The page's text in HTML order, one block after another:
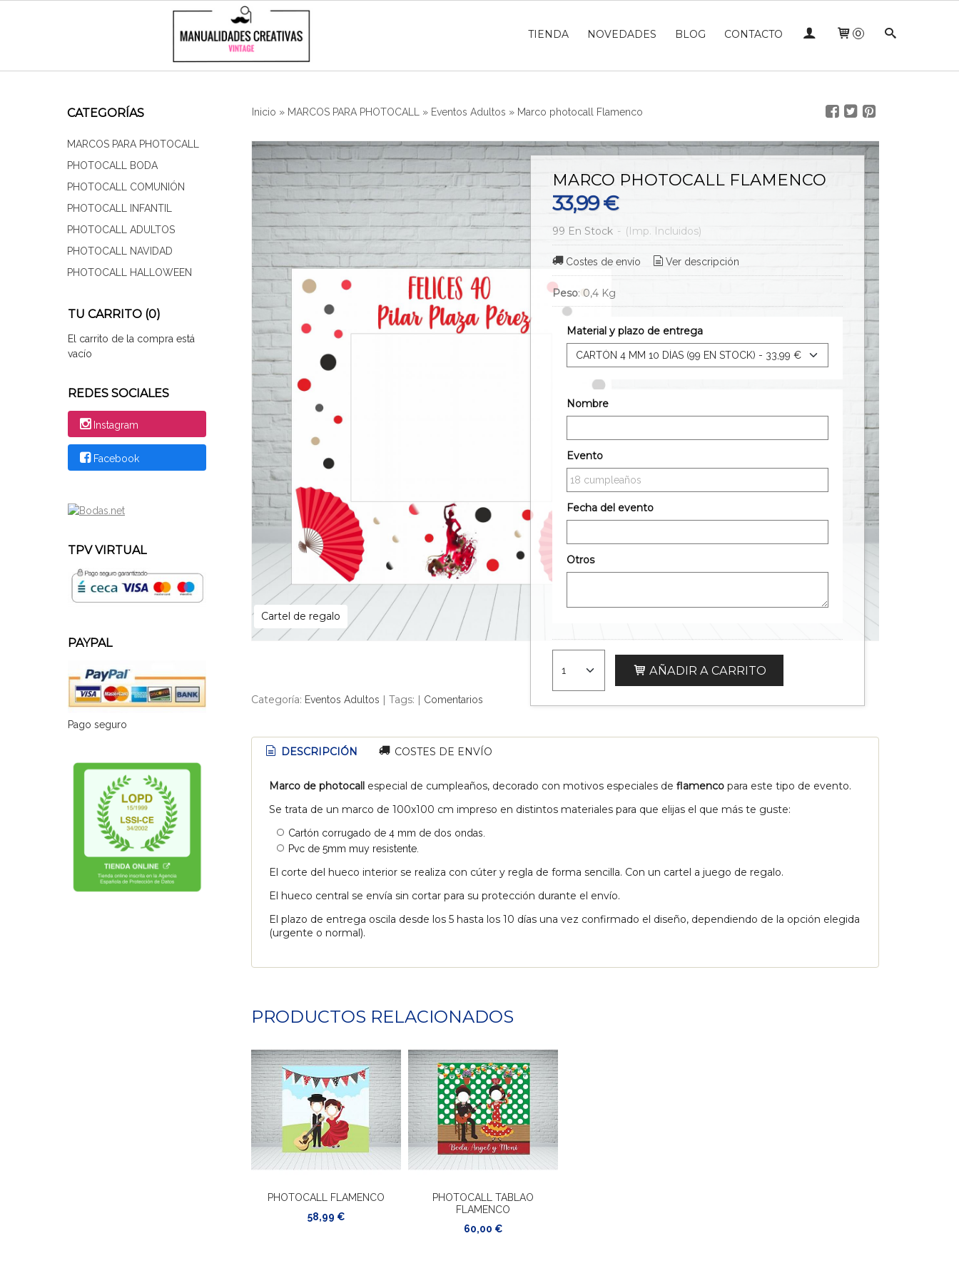
TIENDA NOVEDADES BLOG CONTACTO 0
CATEGORÍAS
MARCOS PARA PHOTOCALL
PHOTOCALL BODA
PHOTOCALL COMUNIÓN
PHOTOCALL INFANTIL
PHOTOCALL ADULTOS
PHOTOCALL NAVIDAD
PHOTOCALL HALLOWEEN
TU CARRITO (0)
El carrito de la compra está
vacío
REDES SOCIALES
Instagram
Facebook
TPV VIRTUAL
PAYPAL
Pago seguro
Inicio » MARCOS PARA PHOTOCALL » Eventos Adultos » Marco photocall Flamenco
Cartel de regalo
MARCO PHOTOCALL FLAMENCO
33,99 €
99 En Stock - (Imp. Incluidos)
Costes de envío Ver descripción
Peso: 0,4 Kg
Material y plazo de entrega
Nombre
Evento
Fecha del evento
Otros
AÑADIR A CARRITO
Categoría: Eventos Adultos | Tags: | Comentarios
DESCRIPCIÓN COSTES DE ENVÍO
Marco de photocallespecial de cumpleaños, decorado con motivos especiales de flamencopara este tipo de evento.
Se trata de un marco de 100x100 cm impreso en distintos materiales para que elijas el que más te guste:
Cartón corrugado de 4 mm de dos ondas.
Pvc de 5mm muy resistente.
El corte del hueco interior se realiza con cúter y regla de forma sencilla. Con un cartel a juego de regalo.
El hueco central se envía sin cortar para su protección durante el envío.
El plazo de entrega oscila desde los 5 hasta los 10 días una vez confirmado el diseño, dependiendo de la opción elegida
(urgente o normal).
PRODUCTOS RELACIONADOS
PHOTOCALL FLAMENCO
58,99 €
PHOTOCALL TABLAO
FLAMENCO
60,00 €